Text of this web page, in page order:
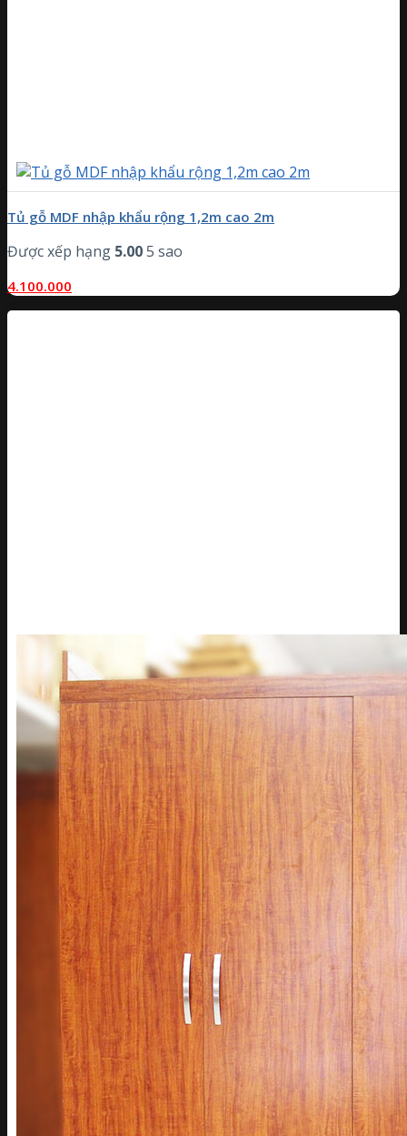
Tủ gỗ MDF nhập khẩu rộng 1,2m cao 2m
Được xếp hạng 5.005 sao
4.100.000